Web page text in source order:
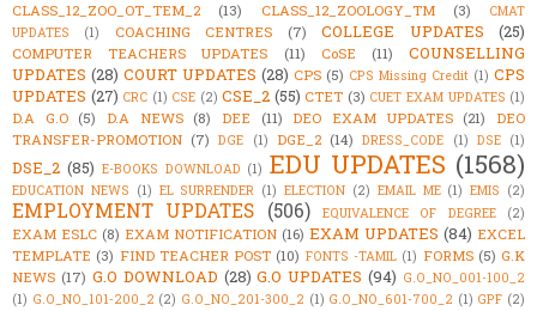
CLASS_12_ZOO_OT_TEM_2
(13) CLASS_12_ZOOLOGY_TM (3)
CMAT
UPDATES
(1) COACHING CENTRES (7) COLLEGE UPDATES (25)
COMPUTER TEACHERS UPDATES (11) CoSE (11)
COUNSELLING
UPDATES (28) COURT UPDATES (28) CPS (5) CPS Missing Credit (1) CPS
UPDATES (27) CRC (1) CSE (2) CSE_2 (55) CTET (3) CUET EXAM UPDATES (1)
D.A G.O (5) D.A NEWS (8) DEE (11) DEO EXAM UPDATES (21)
DEO
TRANSFER-PROMOTION (7) DGE (1) DGE_2 (14) DRESS_CODE (1) DSE (1)
DSE_2 (85) E-BOOKS DOWNLOAD (1) EDU UPDATES (1568)
EDUCATION NEWS (1) EL SURRENDER (1) ELECTION (2) EMAIL ME (1) EMIS (2)
EMPLOYMENT UPDATES (506) EQUIVALENCE OF DEGREE (2)
EXAM ESLC (8) EXAM NOTIFICATION (16) EXAM UPDATES (84) EXCEL
TEMPLATE (3) FIND TEACHER POST (10) FONTS -TAMIL (1) FORMS (5) G.K
NEWS (17) G.O DOWNLOAD (28) G.O UPDATES (94) G.O_NO_001-100_2
(1) G.O_NO_101-200_2 (2) G.O_NO_201-300_2 (1) G.O_NO_601-700_2 (1) GPF (2)